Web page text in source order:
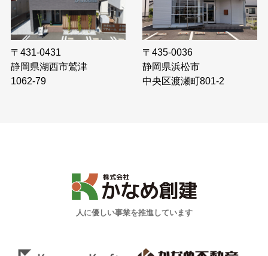
〒431-0431
静岡県湖西市鷲津
1062-79
〒435-0036
静岡県浜松市
中央区渡瀬町801-2
人に優しい事業を推進しています